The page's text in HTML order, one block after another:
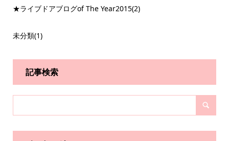
★ライブドアブログof The Year2015(2)
未分類(1)
記事検索